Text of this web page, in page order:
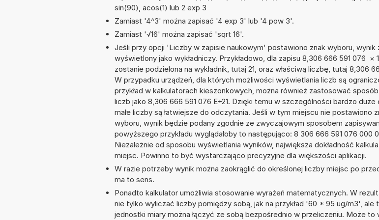
sin(90), acos(1) lub 2 exp 3
Zamiast '4^3' można zapisać '4 exp 3' lub '4 pow 3'.
Zamiast '√16' można zapisać 'sqrt 16'.
Jeśli przy opcji 'Liczby w zapisie naukowym' postawiono znak wyboru, wynik
wyświetlony jako wykładniczy. Przykładowo, dla zapisu 8,306 666 591 076 ×
zostanie podzielona na wykładnik, tutaj 21, oraz właściwą liczbę, tutaj 8,306
W przypadku urządzeń, dla których możliwości wyświetlania liczb są
przykład w kalkulatorach kieszonkowych, można również zastosować
liczb jako 8,306 666 591 076 E+21. Dzięki temu w szczególności bardzo duże
małe liczby są łatwiejsze do odczytania. Jeśli w tym miejscu nie postawiono
wyboru, wynik będzie podany zgodnie ze zwyczajowym sposobem
powyższego przykładu wyglądałoby to następująco: 8 306 666 591 076 000
Niezależnie od sposobu wyświetlania wyników, największa dokładność
miejsc. Powinno to być wystarczająco precyzyjne dla większości aplikacji.
W razie potrzeby wynik można zaokrąglić do określonej liczby miejsc po
ma to sens.
Ponadto kalkulator umożliwia stosowanie wyrażeń matematycznych. W
nie tylko wyliczać liczby pomiędzy sobą, jak na przykład '60 * 95 ug/m3', ale
jednostki miary można łączyć ze sobą bezpośrednio w przeliczeniu. Może to